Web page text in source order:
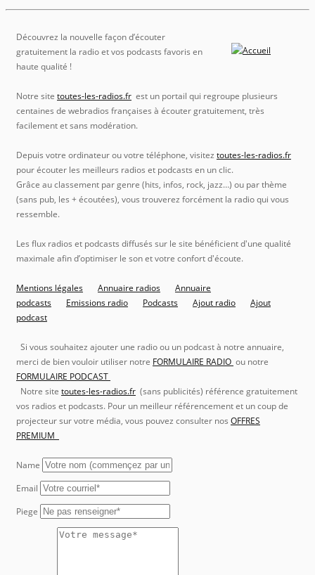
Découvrez la nouvelle façon d’écouter
gratuitement la radio et vos podcasts favoris en
haute qualité !
Notre site toutes-les-radios.fr est un portail qui regroupe plusieurs
centaines de webradios françaises à écouter gratuitement, très
facilement et sans modération.
Depuis votre ordinateur ou votre téléphone, visitez toutes-les-radios.fr
pour écouter les meilleurs radios et podcasts en un clic.
Grâce au classement par genre (hits, infos, rock, jazz…) ou par thème
(sans pub, les + écoutées), vous trouverez forcément la radio qui vous
ressemble.
Les flux radios et podcasts diffusés sur le site bénéficient d'une qualité
maximale afin d’optimiser le son et votre confort d'écoute.
Mentions légales Annuaire radios
Annuaire
podcasts
Emissions radio Podcasts Ajout radio
Ajout
podcast
Si vous souhaitez ajouter une radio ou un podcast à notre annuaire,
merci de bien vouloir utiliser notre FORMULAIRE RADIO ou notre
FORMULAIRE PODCAST
Notre site toutes-les-radios.fr (sans publicités) référence gratuitement
vos radios et podcasts. Pour un meilleur référencement et un coup de
projecteur sur votre média, vous pouvez consulter nos OFFRES
PREMIUM
Name
Email
Piege